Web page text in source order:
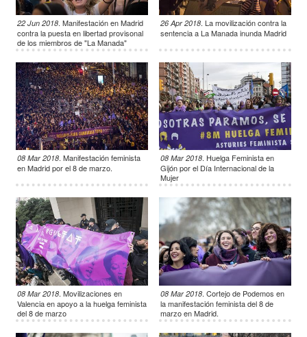
22 Jun 2018. Manifestación en Madrid
contra la puesta en libertad provisonal
de los miembros de "La Manada"
26 Apr 2018. La movilización contra la
sentencia a La Manada inunda Madrid
08 Mar 2018. Manifestación feminista
en Madrid por el 8 de marzo.
08 Mar 2018. Huelga Feminista en
Gijón por el Día Internacional de la
Mujer
08 Mar 2018. Movilizaciones en
Valencia en apoyo a la huelga feminista
del 8 de marzo
08 Mar 2018. Cortejo de Podemos en
la manifestación feminista del 8 de
marzo en Madrid.